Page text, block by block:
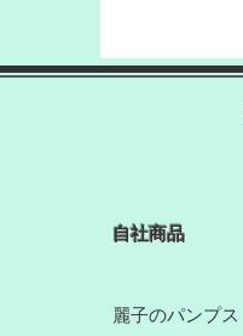
​自社商品
麗子のパンプス